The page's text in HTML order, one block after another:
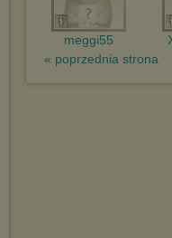
meggi55
« poprzednia strona